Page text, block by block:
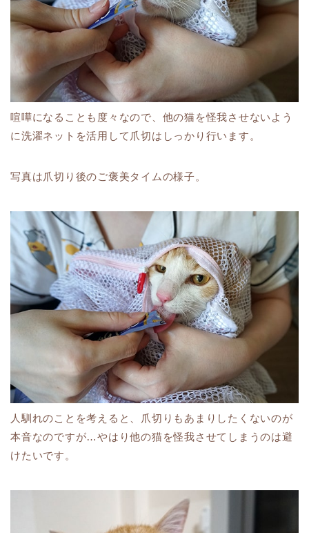
喧嘩になることも度々なので、他の猫を怪我させないよう
に洗濯ネットを活用して爪切はしっかり行います。
写真は爪切り後のご褒美タイムの様子。
人馴れのことを考えると、爪切りもあまりしたくないのが
本音なのですが…やはり他の猫を怪我させてしまうのは避
けたいです。